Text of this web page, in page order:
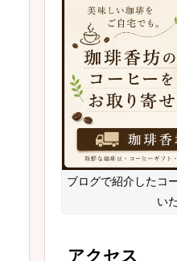
ブログで紹介したコ
い
アクセス